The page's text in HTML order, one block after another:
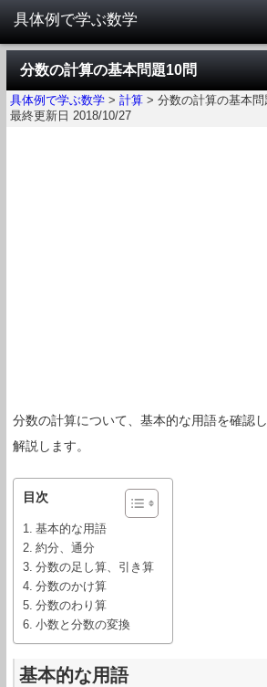
分数の計算の基本問題10問
具体例で学ぶ数学 > 計算 > 分数の計算の基本問
最終更新日 2018/10/27
分数の計算について、基本的な用語を確認
解説します。
目次
基本的な用語
約分、通分
分数の足し算、引き算
分数のかけ算
分数のわり算
小数と分数の変換
基本的な用語